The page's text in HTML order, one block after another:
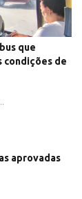
que
condições de
aprovadas